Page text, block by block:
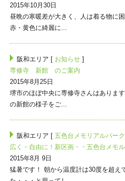
2015年10月30日
昼晩の寒暖差が大きく、人は着る物に
赤・黄色に綺麗に...
阪和エリア [ お知らせ ]
専修寺 新館 のご案内
2015年8月25日
堺市のほぼ中央に専修寺さんはありま
の新館の様子をご...
阪和エリア [ 五色台メモリアルパーク
広く・自由に！新区画・・五色台メモ
2015年8月 9日
猛暑です！ 朝から温度計は30度を超え